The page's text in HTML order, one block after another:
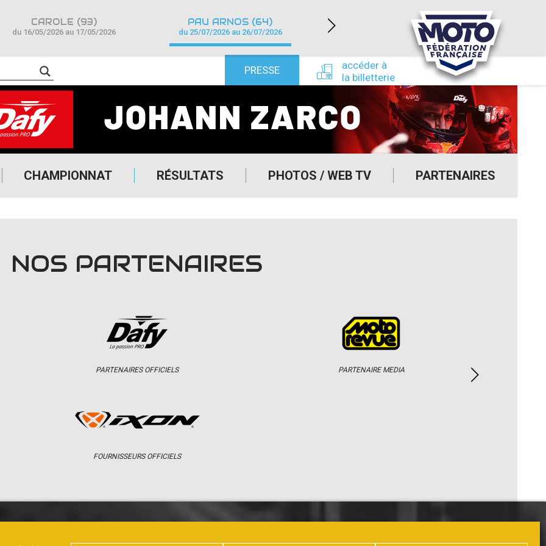
CHAMPIONNAT RÉSULTATS PHOTOS / WEB TV PARTENAIRES
PRESSE
accéder à
la billetterie
CAROLE (93)
du 16/05/2026 au 17/05/2026
PAU ARNOS (64)
du 25/07/2026 au 26/07/2026
LÉDENON (30)
du 22/08/2026 au 23/08/2026
NOS PARTENAIRES
PARTENAIRES OFFICIELS
FOURNISSEURS OFFICIELS
PARTENAIRE MEDIA
CHAMPIONNAT RÉSULTATS PHOTOS / WEB TV PARTENAIRES